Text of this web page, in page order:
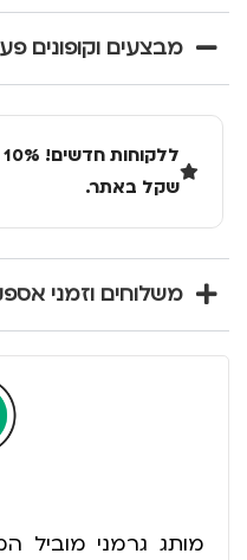
מבצעים וקופונים
שקל באתר.
משלוחים וזמני
מותג גרמני מוביל